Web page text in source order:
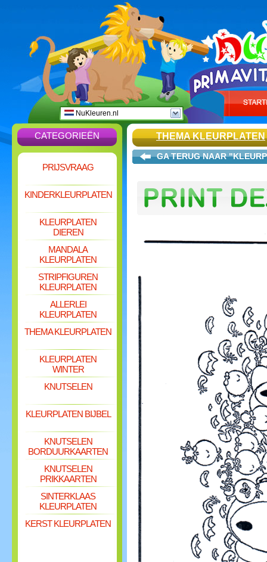
NuKleuren.nl
CATEGORIEËN
PRIJSVRAAG
KINDERKLEURPLATEN
KLEURPLATEN
DIEREN
MANDALA
KLEURPLATEN
STRIPFIGUREN
KLEURPLATEN
ALLERLEI
KLEURPLATEN
THEMA KLEURPLATEN
KLEURPLATEN
WINTER
KNUTSELEN
KLEURPLATEN BIJBEL
KNUTSELEN
BORDUURKAARTEN
KNUTSELEN
PRIKKAARTEN
SINTERKLAAS
KLEURPLATEN
KERST KLEURPLATEN
THEMA KLEURPLATEN
GA TERUG NAAR